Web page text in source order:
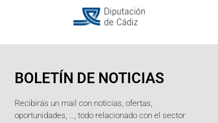
BOLETÍN DE NOTICIAS
Recibirás un mail con noticias, ofertas,
oportunidades, …, todo relacionado con el sector